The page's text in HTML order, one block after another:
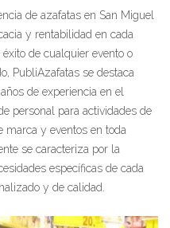
de azafatas en San Miguel
y rentabilidad en cada
de cualquier evento o
PubliAzafatas se destaca
de experiencia en el
personal para actividades de
marca y eventos en toda
se caracteriza por la
específicas de cada
y de calidad.